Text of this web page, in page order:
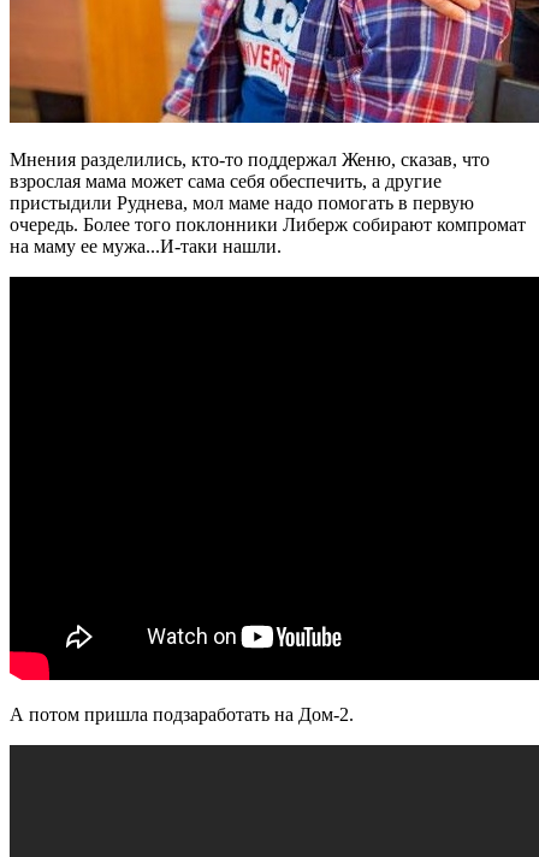
Мнения разделились, кто-то поддержал Женю, сказав, что
взрослая мама может сама себя обеспечить, а другие
пристыдили Руднева, мол маме надо помогать в первую
очередь. Более того поклонники Либерж собирают компромат
на маму ее мужа...И-таки нашли.
А потом пришла подзаработать на Дом-2.